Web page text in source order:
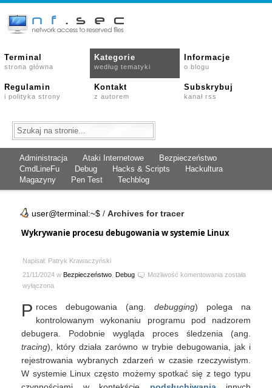
Terminal
strona główna
Kategorie
według tematyki
Informacje
o blogu
Regulamin
i polityka strony
Kontakt
z autorem
Subskrybuj
kanał rss
Administracja Ataki Internetowe
Bezpieczeństwo
CmdLineFu
Debug Hacks & Scripts
Hackultura
Magazyny
Pen Test Techblog
user@terminal:~$ / Archives for tracer
Wykrywanie procesu debugowania w systemie Linux
Napisał: Patryk Krawaczyński
21/11/2024 w Bezpieczeństwo Debug Możliwość komentowania Wykrywanie
w
systemie
została
wyłączona
P roces debugowania (ang. debugging) polega na
kontrolowanym wykonaniu programu pod nadzorem
debugera. Podobnie wygląda proces śledzenia (ang.
tracing), który działa zarówno w trybie debugowania, jak i
rejestrowania wybranych zdarzeń w czasie rzeczywistym.
W systemie Linux często możemy spotkać się z tego typu